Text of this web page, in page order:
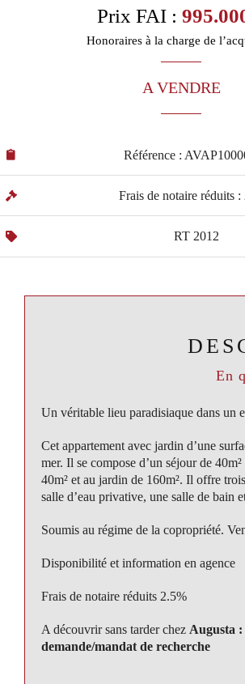
Prix FAI :
Honoraires à la charge de
A VENDRE
Référence :
Frais de notaire réduits :
RT 2012
En
Un véritable lieu paradisiaque dans un
Cet appartement avec jardin d’une
mer. Il se compose d’un séjour de
40m² et au jardin de 160m². Il offre
salle d’eau privative, une salle de bain
Soumis au régime de la copropriété.
Disponibilité et information en agence
Frais de notaire réduits 2.5%
A découvrir sans tarder chez Augusta :
demande/mandat de recherche